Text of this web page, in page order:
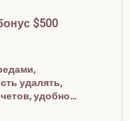
$500
удалять,
удобно